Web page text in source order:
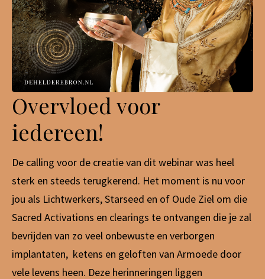
Overvloed voor
iedereen!
De calling voor de creatie van dit webinar was heel
sterk en steeds terugkerend. Het moment is nu voor
jou als Lichtwerkers, Starseed en of Oude Ziel om die
Sacred Activations en clearings te ontvangen die je zal
bevrijden van zo veel onbewuste en verborgen
implantaten, ketens en geloften van Armoede door
vele levens heen. Deze herinneringen liggen